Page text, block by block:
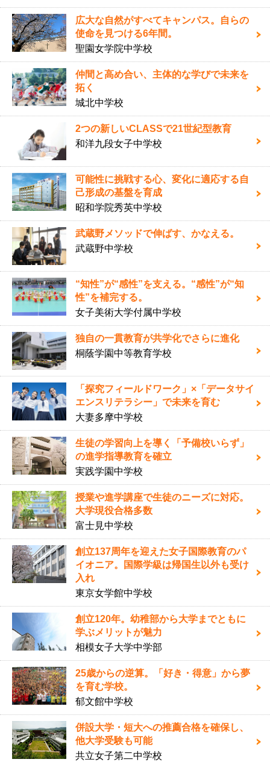
広大な自然がすべてキャンパス。自らの
使命を見つける6年間。
聖園女学院中学校
仲間と高め合い、主体的な学びで未来を
拓く
城北中学校
2つの新しいCLASSで21世紀型教育
和洋九段女子中学校
可能性に挑戦する心、変化に適応する自
己形成の基盤を育成
昭和学院秀英中学校
武蔵野メソッドで伸ばす、かなえる。
武蔵野中学校
“知性”が“感性”を支える。“感性”が“知
性”を補完する。
女子美術大学付属中学校
独自の一貫教育が共学化でさらに進化
桐蔭学園中等教育学校
「探究フィールドワーク」×「データサイ
エンスリテラシー」で未来を育む
大妻多摩中学校
生徒の学習向上を導く「予備校いらず」
の進学指導教育を確立
実践学園中学校
授業や進学講座で生徒のニーズに対応。
大学現役合格多数
富士見中学校
創立137周年を迎えた女子国際教育のパ
イオニア。国際学級は帰国生以外も受け
入れ
東京女学館中学校
創立120年。幼稚部から大学までともに
学ぶメリットが魅力
相模女子大学中学部
25歳からの逆算。「好き・得意」から夢
を育む学校。
郁文館中学校
併設大学・短大への推薦合格を確保し、
他大学受験も可能
共立女子第二中学校